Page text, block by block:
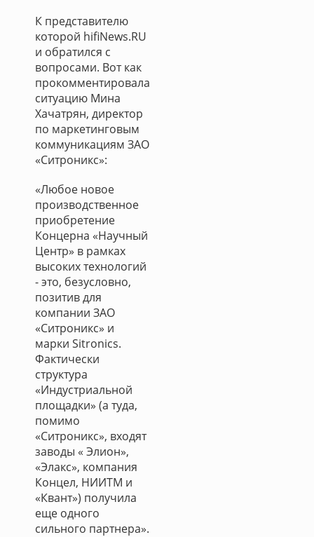
К представителю
которой hifiNews.RU
и обратился с
вопросами. Вот как
прокомментировала
ситуацию Мина
Хачатрян, директор
по маркетинговым
коммуникациям ЗАО
«Ситроникс»:
«Любое новое
производственное
приобретение
Концерна «Научный
Центр» в рамках
высоких технологий
- это, безусловно,
позитив для
компании ЗАО
«Ситроникс» и
марки Sitronics.
Фактически
структура
«Индустриальной
площадки» (а туда,
помимо
«Ситроникс», входят
заводы « Элион»,
«Элакс», компания
Концел, НИИТМ и
«Квант») получила
еще одного
сильного партнера».